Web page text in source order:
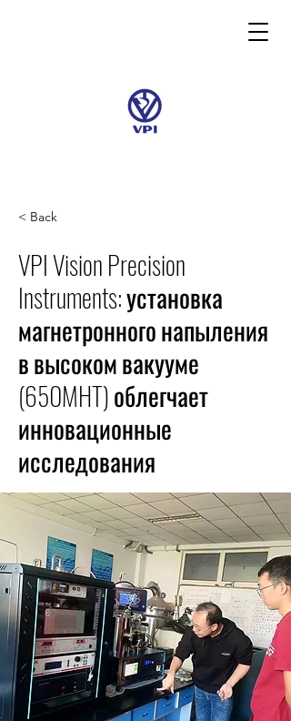
< Back
VPI Vision Precision
Instruments: установка
магнетронного напыления
в высоком вакууме
(650MHT) облегчает
инновационные
исследования